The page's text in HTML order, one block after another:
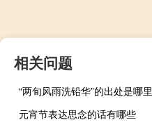
相关问题
“两旬风雨洗铅华”的出处是哪里
元宵节表达思念的话有哪些